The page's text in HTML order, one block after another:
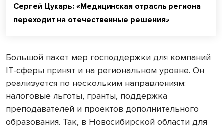
Сергей Цукарь: «Медицинская отрасль региона
переходит на отечественные решения»
Большой пакет мер господдержки для компаний
IT-сферы принят и на региональном уровне. Он
реализуется по нескольким направлениям:
налоговые льготы, гранты, поддержка
преподавателей и проектов дополнительного
образования. Так, в Новосибирской области для